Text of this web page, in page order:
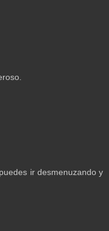
ir desmenuzando y